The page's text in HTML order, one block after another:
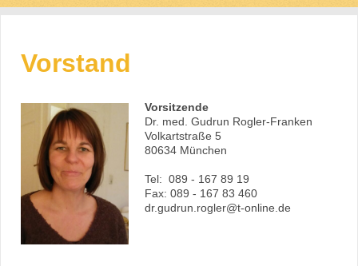
Vorstand
Vorsitzende
Dr. med. Gudrun Rogler-Franken
Volkartstraße 5
80634 München
Tel: 089 - 167 89 19
Fax: 089 - 167 83 460
dr.gudrun.rogler@t-online.de